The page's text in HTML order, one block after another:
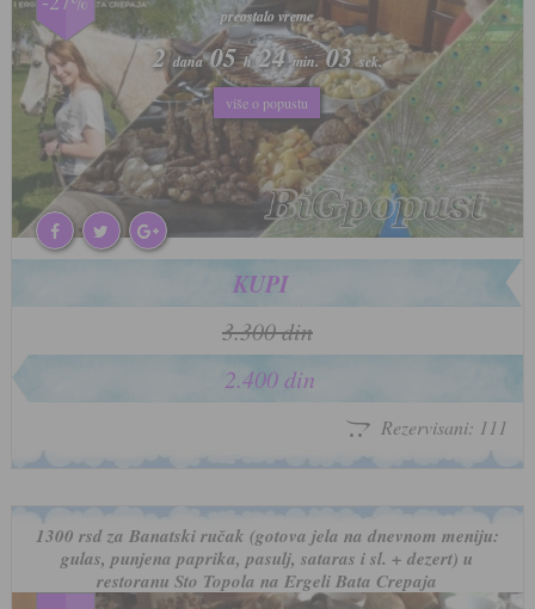
preostalo vreme
2dana 05h 24min. 00sek.
više o popustu
preostalo vreme
2dana 05h 24min. 00sek.
više o popustu
KUPI
3.300 din
2.400 din
Rezervisani: 111
1300 rsd za Banatski ručak (gotova jela na dnevnom meniju:
gulas, punjena paprika, pasulj, sataras i sl. + dezert) u
restoranu Sto Topola na Ergeli Bata Crepaja